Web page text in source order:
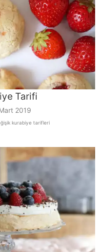
Tarifi
2019
kurabiye tarifleri